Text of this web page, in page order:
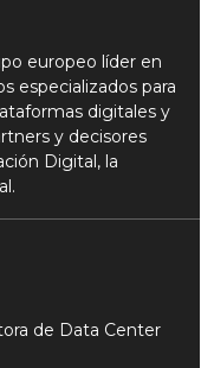
europeo líder en
especializados para
digitales y
y decisores
Digital, la
de Data Center